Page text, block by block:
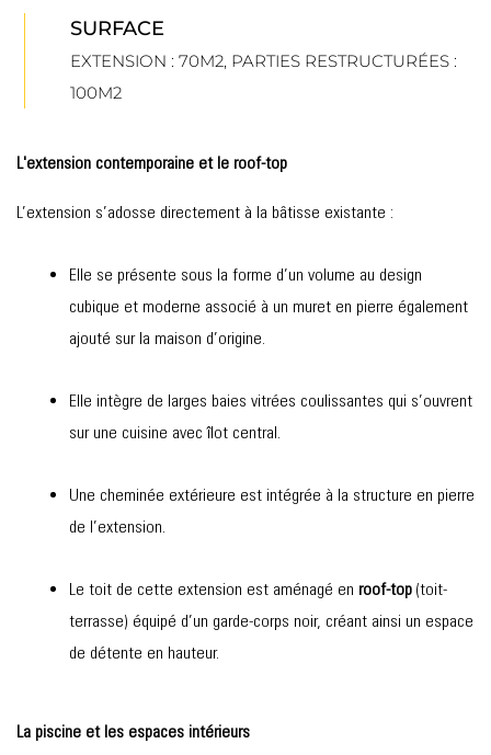
SURFACE
EXTENSION : 70M2, PARTIES RESTRUCTURÉES :
100M2
L'extension contemporaine et le roof-top
L’extension s’adosse directement à la bâtisse existante :
Elle se présente sous la forme d’un volume au design
cubique et moderne associé à un muret en pierre également
ajouté sur la maison d’origine.
Elle intègre de larges baies vitrées coulissantes qui s’ouvrent
sur une cuisine avec îlot central.
Une cheminée extérieure est intégrée à la structure en pierre
de l’extension.
Le toit de cette extension est aménagé en roof-top (toit-
terrasse) équipé d’un garde-corps noir, créant ainsi un espace
de détente en hauteur.
La piscine et les espaces intérieurs